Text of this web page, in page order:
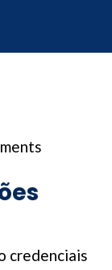
credenciais